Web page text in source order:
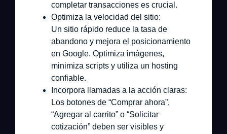
completar transacciones es crucial.
Optimiza la velocidad del sitio:
Un sitio rápido reduce la tasa de
abandono y mejora el posicionamiento
en Google. Optimiza imágenes,
minimiza scripts y utiliza un hosting
confiable.
Incorpora llamadas a la acción claras:
Los botones de “Comprar ahora”,
“Agregar al carrito” o “Solicitar
cotización” deben ser visibles y